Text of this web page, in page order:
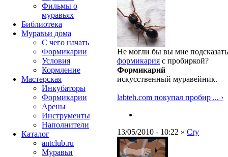
Не могли бы вы мне
формикария с пробиркой?
Формикарий
искусственный муравейник.
labteh.com покупал пробир ... ›
13/05/2010 - 10:22 » Cry
Фильмы о
муравьях
Библиотека
Муравьи дома
С чего начать
Формикарии
Условия
Кормление
Мастерская
Инкубаторы
Формикарии
Арены
Инструменты
Наполнители
Каталог
antclub.ru
Муравьи